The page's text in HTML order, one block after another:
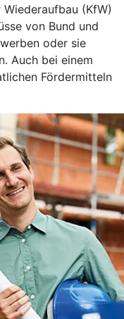
(KfW)
von Bund und
oder sie
Auch bei einem
Fördermitteln